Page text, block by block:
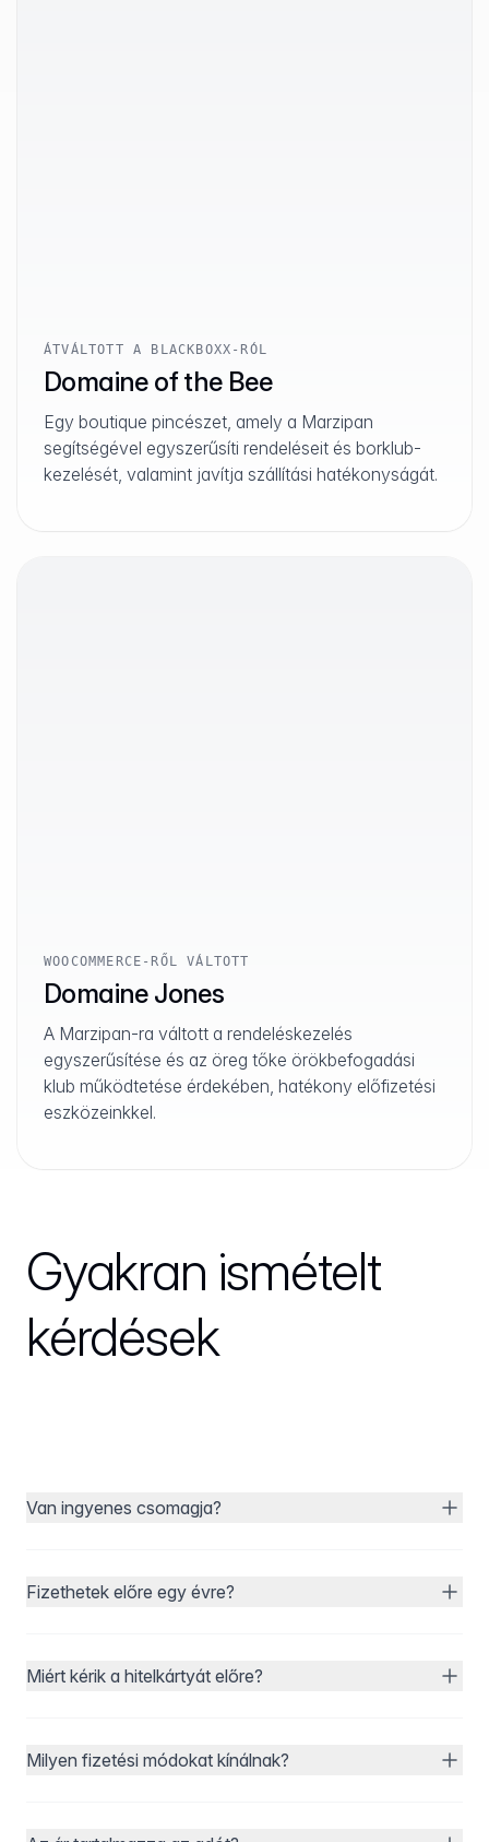
ÁTVÁLTOTT A BLACKBOXX-RÓL
Domaine of the Bee
Egy boutique pincészet, amely a Marzipan
segítségével egyszerűsíti rendeléseit és borklub-
kezelését, valamint javítja szállítási hatékonyságát.
WOOCOMMERCE-RŐL VÁLTOTT
Domaine Jones
A Marzipan-ra váltott a rendeléskezelés
egyszerűsítése és az öreg tőke örökbefogadási
klub működtetése érdekében, hatékony előfizetési
eszközeinkkel.
Gyakran ismételt
kérdések
Van ingyenes csomagja?
Fizethetek előre egy évre?
Miért kérik a hitelkártyát előre?
Milyen fizetési módokat kínálnak?